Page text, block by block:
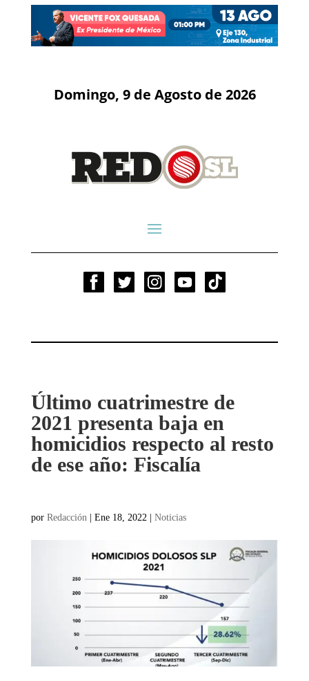
Domingo, 9 de Agosto de 2026
Último cuatrimestre de
2021 presenta baja en
homicidios respecto al resto
de ese año: Fiscalía
por Redacción | Ene 18, 2022 | Noticias